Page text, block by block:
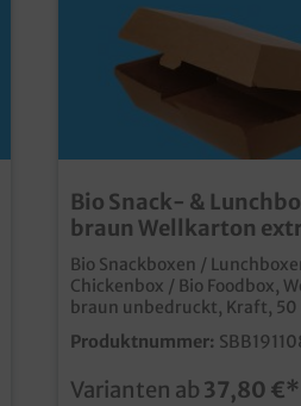
Bio Snack- &
braun Wellkarton
200St versch. Größen
Bio Snackboxen /
Chickenbox / Bio Foodbox,
braun unbedruckt, Kraft, 50
Stück im
gemäß Auswahl:*M =
235x140x70mm (Boden
Produktnummer:
Varianten ab 37,80 €*